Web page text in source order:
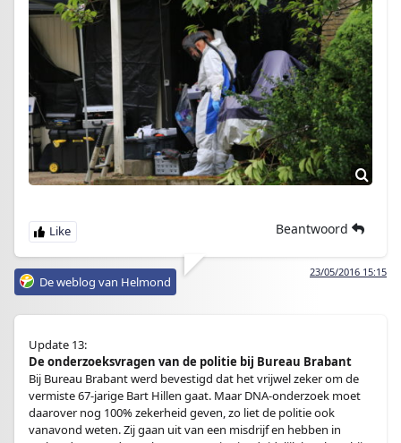
Beantwoord
23/05/2016 15:15
De weblog van Helmond
Update 13:
De onderzoeksvragen van de politie bij Bureau Brabant
Bij Bureau Brabant werd bevestigd dat het vrijwel zeker om de
vermiste 67-jarige Bart Hillen gaat. Maar DNA-onderzoek moet
daarover nog 100% zekerheid geven, zo liet de politie ook
vanavond weten. Zij gaan uit van een misdrijf en hebben in